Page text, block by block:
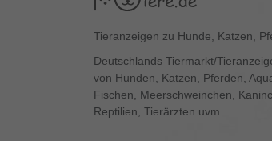
Tieranzeigen zu Hunde, Katzen,
Deutschlands Tiermarkt/
von Hunden, Katzen, Pferden,
Fischen, Meerschweinchen,
Reptilien, Tierärzten uvm.